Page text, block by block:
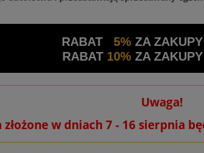
RABAT 5% ZA
RABAT 10%ZA
Uwaga!
w dniach 7 - 16 sierpnia